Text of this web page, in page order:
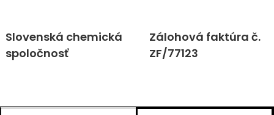
to
content
Slovenská chemická
spoločnosť
Zálohová faktúra č.
ZF/77123